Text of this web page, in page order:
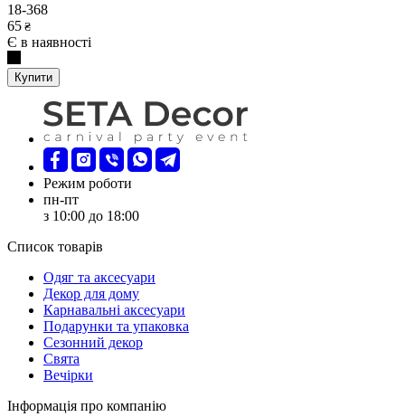
18-368
65 ₴
Є в наявності
Купити
Режим роботи
пн-пт
з 10:00 до 18:00
Список товарів
Oдяг та аксесуари
Декор для дому
Карнавальні аксесуари
Подарунки та упаковка
Сезонний декор
Свята
Вечірки
Інформація про компанію